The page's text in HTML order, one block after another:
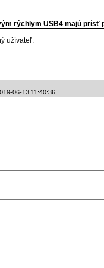
rýchlym USB4 majú prísť
užívateľ.
06-13 11:40:36